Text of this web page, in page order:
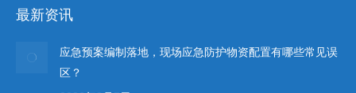
最新资讯
应急预案编制落地，现场应急防护物资配置有哪些常见误
区？